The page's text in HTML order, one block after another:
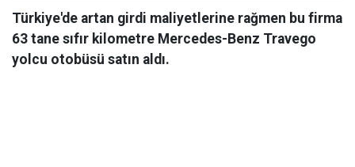
Türkiye'de artan girdi maliyetlerine rağmen bu firma
63 tane sıfır kilometre Mercedes-Benz Travego
yolcu otobüsü satın aldı.